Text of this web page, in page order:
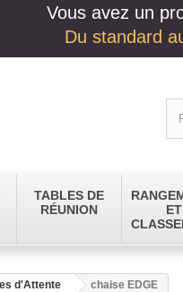
Vous avez un
Du standard
TABLES DE
RÉUNION
ET
d'Attente chaise EDGE